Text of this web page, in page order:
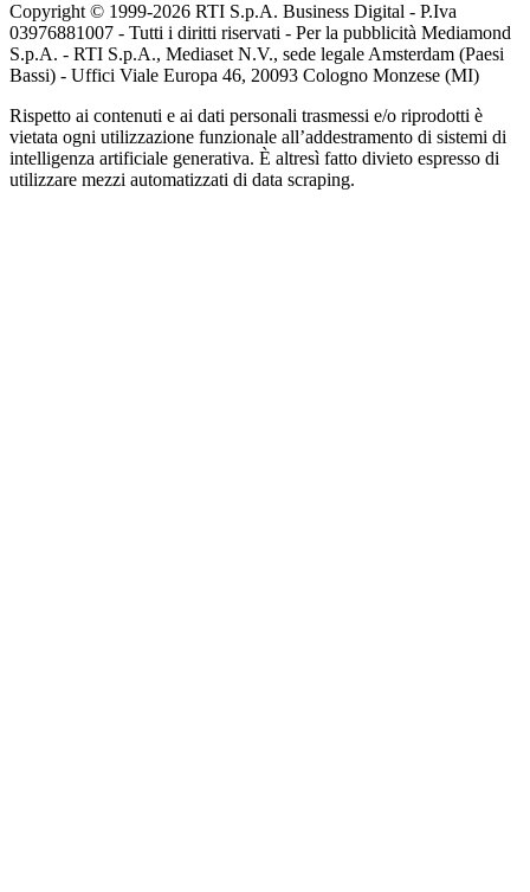
Copyright © 1999-2026 RTI S.p.A. Business Digital - P.Iva
03976881007 - Tutti i diritti riservati - Per la pubblicità Mediamond
S.p.A. - RTI S.p.A., Mediaset N.V., sede legale Amsterdam (Paesi
Bassi) - Uffici Viale Europa 46, 20093 Cologno Monzese (MI)
Rispetto ai contenuti e ai dati personali trasmessi e/o riprodotti è
vietata ogni utilizzazione funzionale all’addestramento di sistemi di
intelligenza artificiale generativa. È altresì fatto divieto espresso di
utilizzare mezzi automatizzati di data scraping.